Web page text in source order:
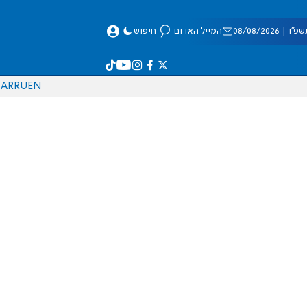
08/2026 המייל האדום חיפוש
EN
RU
AR